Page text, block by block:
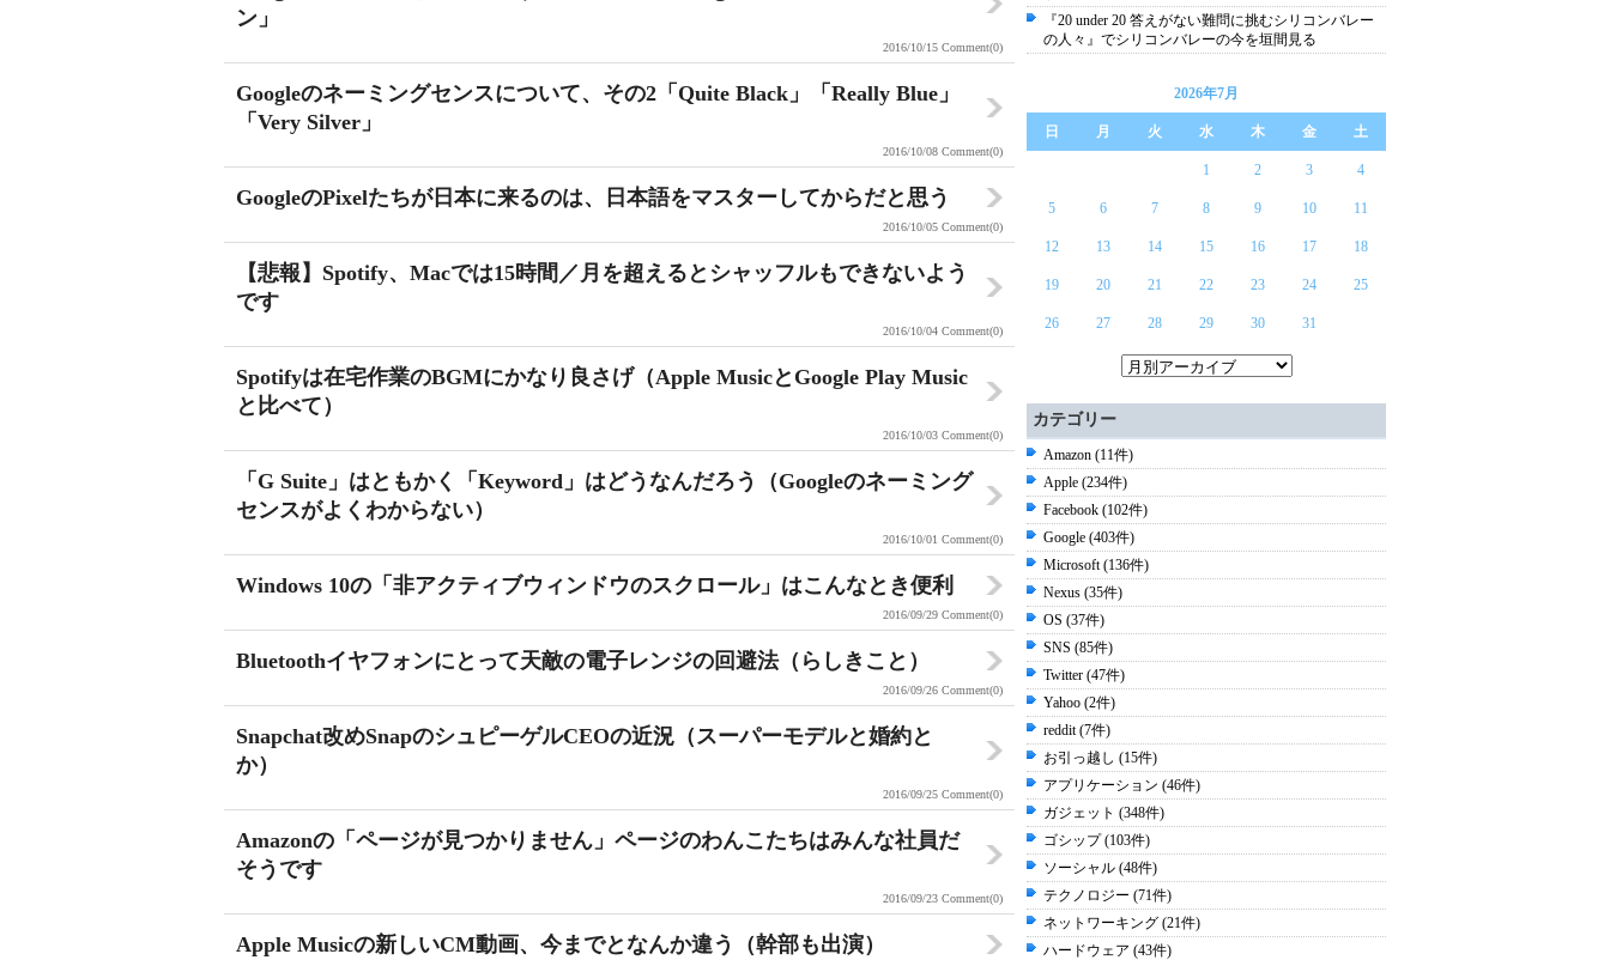
ン」
2016/10/15 Comment(0)
Googleのネーミングセンスについて、その2「Quite Black」「Really Blue」
「Very Silver」
2016/10/08 Comment(0)
GoogleのPixelたちが日本に来るのは、日本語をマスターしてからだと思う
2016/10/05 Comment(0)
【悲報】Spotify、Macでは15時間／月を超えるとシャッフルもできないよう
です
2016/10/04 Comment(0)
Spotifyは在宅作業のBGMにかなり良さげ（Apple MusicとGoogle Play Music
と比べて）
2016/10/03 Comment(0)
「G Suite」はともかく「Keyword」はどうなんだろう（Googleのネーミング
センスがよくわからない）
2016/10/01 Comment(0)
Windows 10の「非アクティブウィンドウのスクロール」はこんなとき便利
2016/09/29 Comment(0)
Bluetoothイヤフォンにとって天敵の電子レンジの回避法（らしきこと）
2016/09/26 Comment(0)
Snapchat改めSnapのシュピーゲルCEOの近況（スーパーモデルと婚約と
か）
2016/09/25 Comment(0)
Amazonの「ページが見つかりません」ページのわんこたちはみんな社員だ
そうです
2016/09/23 Comment(0)
Apple Musicの新しいCM動画、今までとなんか違う（幹部も出演）
『20 under 20 答えがない難問に挑むシリコンバレー
の人々』でシリコンバレーの今を垣間見る
2026年7月
日 月 火 水 木 金 土
1 2 3 4
5 6 7 8 9 10 11
12 13 14 15 16 17 18
19 20 21 22 23 24 25
26 27 28 29 30 31
カテゴリー
Amazon (11件)
Apple (234件)
Facebook (102件)
Google (403件)
Microsoft (136件)
Nexus (35件)
OS (37件)
SNS (85件)
Twitter (47件)
Yahoo (2件)
reddit (7件)
お引っ越し (15件)
アプリケーション (46件)
ガジェット (348件)
ゴシップ (103件)
ソーシャル (48件)
テクノロジー (71件)
ネットワーキング (21件)
ハードウェア (43件)